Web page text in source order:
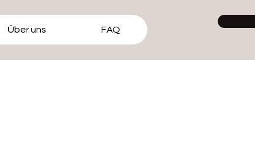
Über uns FAQ